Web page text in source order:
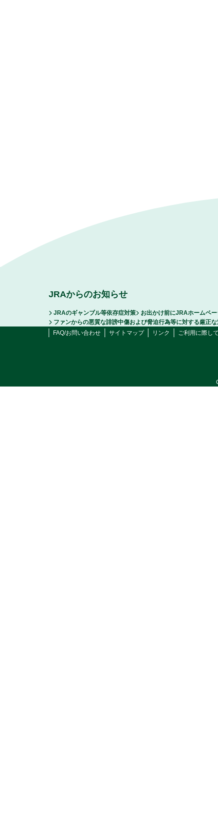
JRAからのお知らせ
JRAのギャンブル等依存症対策
お出かけ前にJRAホームペ
ファンからの悪質な誹謗中傷および脅迫行為等に対する厳正
FAQ/お問い合わせ
サイトマップ リンク ご利用に際し